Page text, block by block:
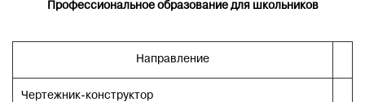
Профессиональное образование для школьников
Направление
Чертежник-конструктор